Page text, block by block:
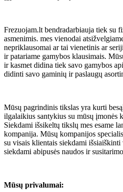
Frezuojam.lt bendradarbiauja tiek su
asmenimis. mes vienodai
nepriklausomai ar tai vienetinis ar
ir patariame gamybos klausimais.
ir kasmet didina tiek savo gamybos
didinti savo gaminių ir paslaugų
Mūsų pagrindinis tikslas yra kurti
ilgalaikius santykius su mūsų įmonės
Siekdami išsikeltų tikslų mes esame
kompanija. Mūsų kompanijos
su visais klientais siekdami
siekdami abipusės naudos ir
Mūsų privalumai: